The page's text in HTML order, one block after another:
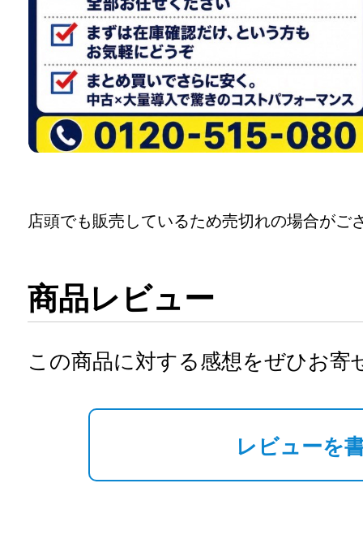
店頭でも販売しているため売切れの場合がご
商品レビュー
この商品に対する感想をぜひお寄
レビューを